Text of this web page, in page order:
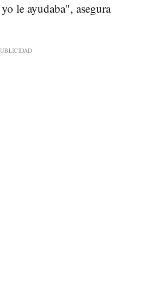
le ayudaba", asegura